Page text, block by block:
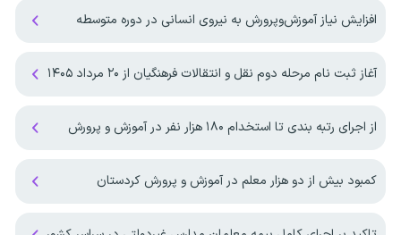
افزایش نیاز آموزش‌وپرورش به نیروی انسانی در دوره متوسطه
آغاز ثبت نام مرحله دوم نقل و انتقالات فرهنگیان از ۲۰ مرداد ۱۴۰۵
از اجرای رتبه بندی تا استخدام ۱۸۰ هزار نفر در آموزش و پرورش
کمبود بیش از دو هزار معلم در آموزش و پرورش کردستان